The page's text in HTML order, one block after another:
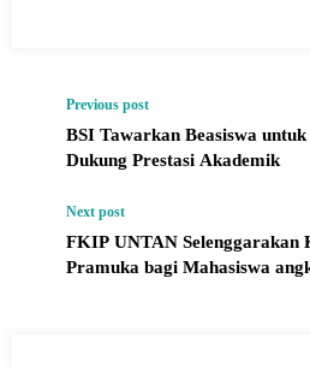
Previous post
BSI Tawarkan Beasiswa
Dukung Prestasi Akademik
Next post
FKIP UNTAN Selenggarakan
Pramuka bagi Mahasiswa